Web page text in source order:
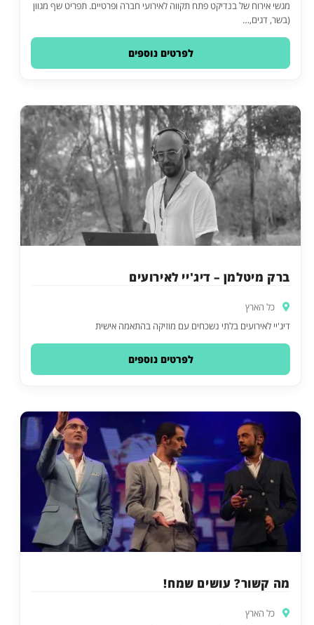
מגשי אירוח של בנדיקט פתח תקווה לאירועי חברה ופרטיים. תפריט שף מגוון
(בשר, דגים,…
לפרטים נוספים
ברק מיטלמן – דיג'יי לאירועים
כל הארץ
דיג'יי לאירועים בלתי נשכחים עם מוזיקה בהתאמה אישית
לפרטים נוספים
מה קשור? עושים שמח!
כל הארץ